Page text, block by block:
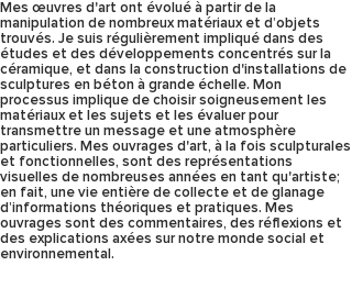
Mes œuvres d'art ont évolué à partir de la
manipulation de nombreux matériaux et d’objets
trouvés. Je suis régulièrement impliqué dans des
études et des développements concentrés sur la
céramique, et dans la construction d'installations de
sculptures en béton à grande échelle. Mon
processus implique de choisir soigneusement les
matériaux et les sujets et les évaluer pour
transmettre un message et une atmosphère
particuliers. Mes ouvrages d'art, à la fois sculpturales
et fonctionnelles, sont des représentations
visuelles de nombreuses années en tant qu'artiste;
en fait, une vie entière de collecte et de glanage
d’informations théoriques et pratiques. Mes
ouvrages sont des commentaires, des réflexions et
des explications axées sur notre monde social et
environnemental.